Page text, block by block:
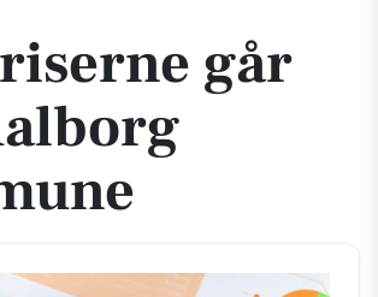
går